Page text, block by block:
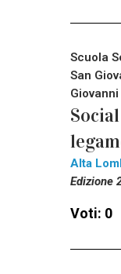
Scuola
San
Alta
Edizione
Voti: 0